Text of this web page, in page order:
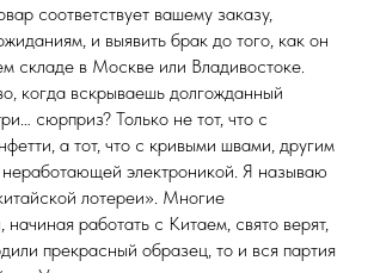
соответствует вашему заказу,
и выявить брак до того, как он
складе в Москве или Владивостоке.
когда вскрываешь долгожданный
сюрприз? Только не тот, что с
а тот, что с кривыми швами, другим
неработающей электроникой. Я называю
лотереи». Многие
работать с Китаем, свято верят,
прекрасный образец, то и вся партия